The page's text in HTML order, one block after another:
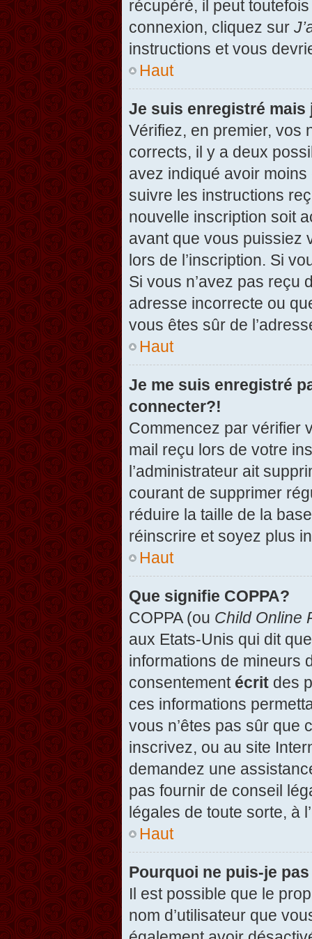
récupéré, il peut
connexion, cliquez sur
instructions et vous
Haut
Je suis enregistré mais
Vérifiez, en premier, vos
corrects, il y a deux
avez indiqué avoir
suivre les instructions
nouvelle inscription soit
avant que vous puissiez
lors de l’inscription. Si
Si vous n’avez pas reçu
adresse incorrecte ou
vous êtes sûr de
Haut
Je me suis enregistré
connecter?!
Commencez par vérifier
mail reçu lors de votre
l’administrateur ait
courant de supprimer
réduire la taille de la
réinscrire et soyez plus
Haut
Que signifie COPPA?
COPPA (ou Child Online
aux Etats-Unis qui dit
informations de mineurs
consentement écrit des
ces informations
vous n’êtes pas sûr que
inscrivez, ou au site
demandez une
pas fournir de conseil
légales de toute sorte, à
Haut
Pourquoi ne puis-je
Il est possible que le
nom d’utilisateur que